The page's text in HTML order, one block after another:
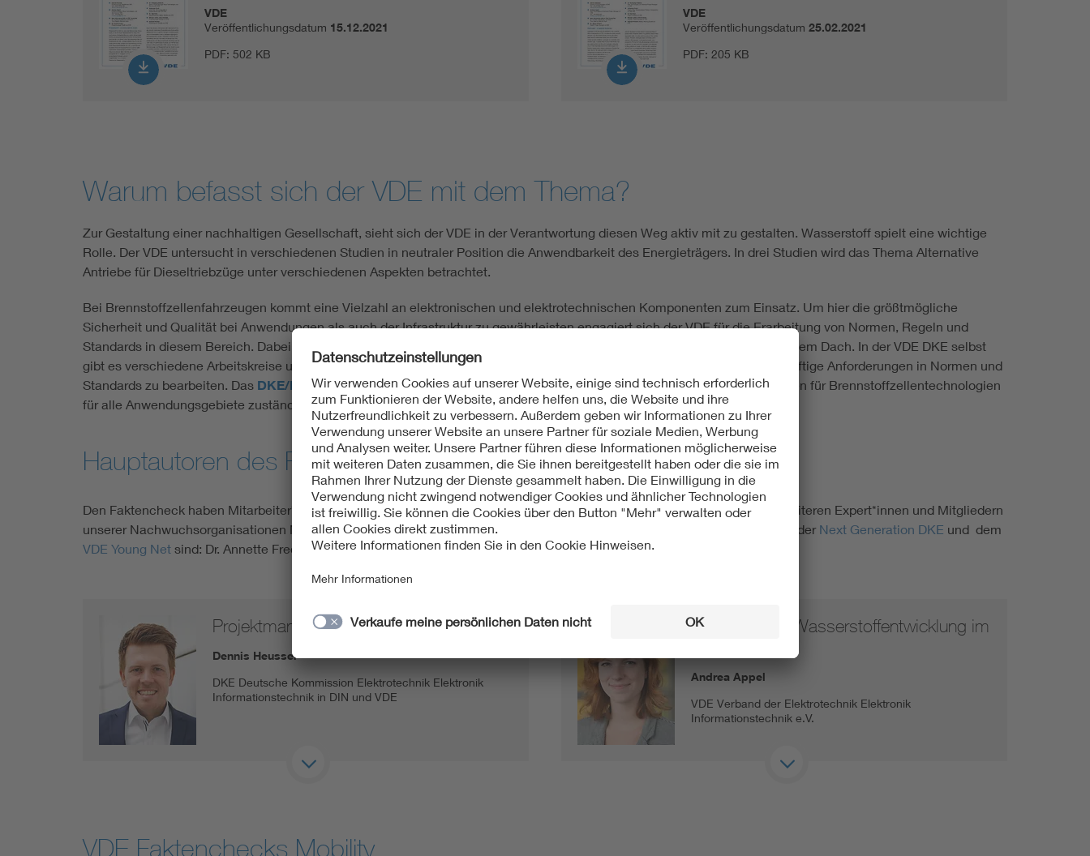
VDE
Veröffentlichungsdatum 15.12.2021
PDF: 502 KB
VDE
Veröffentlichungsdatum 25.02.2021
PDF: 205 KB
Warum befasst sich der VDE mit dem Thema?
Zur Gestaltung einer nachhaltigen Gesellschaft, sieht sich der VDE in der Verantwortung diesen Weg aktiv mit zu gestalten. Wasserstoff spielt eine wichtige
Rolle. Der VDE untersucht in verschiedenen Studien in neutraler Position die Anwendbarkeit des Energieträgers. In drei Studien wird das Thema Alternative
Antriebe für Dieseltriebzüge unter verschiedenen Aspekten betrachtet.
Bei Brennstoffzellenfahrzeugen kommt eine Vielzahl an elektronischen und elektrotechnischen Komponenten zum Einsatz. Um hier die größtmögliche
Sicherheit und Qualität bei Anwendungen als auch der Infrastruktur zu gewährleisten engagiert sich der VDE für die Erarbeitung von Normen, Regeln und
Standards in diesem Bereich. Dabei vereint der VDE Wissenschaft, Normung, Regelsetzung sowie Produktprüfung unter einem Dach. In der VDE DKE selbst
gibt es verschiedene Arbeitskreise und Projektgruppen, die sich interdisziplinär aus Expert*innen zusammensetzen, um künftige Anforderungen in Normen und
Standards zu bearbeiten. Das DKE/K 384ist als nationales Spiegelgremium zu IEC/TC 105 für die Ausarbeitung von Normen für Brennstoffzellentechnologien
für alle Anwendungsgebiete zuständig.
Hauptautoren des Faktenchecks Wasserstoff in der Mobilität
Den Faktencheck haben Mitarbeiter*innen aus den Abteilungen DKE Mobility, VDE Neue Technologien & Services sowie weiteren Expert*innen und Mitgliedern
unserer Nachwuchsorganisationen Next Generation DKE und des VDE Young Net gemeinsam verfasst. Mitautor*innen aus der Next Generation DKE und dem
VDE Young Net sind: Dr. Annette Frederiksen, Carl Giest, Than Ngochi und Batuhan Ayaz.
Projektmanager Mobility
Dennis Heusser
DKE Deutsche Kommission Elektrotechnik Elektronik
Informationstechnik in DIN und VDE
Projektleiterin Wasserstoffentwicklung im
Andrea Appel
VDE Verband der Elektrotechnik Elektronik
Informationstechnik e.V.
VDE Faktenchecks Mobility